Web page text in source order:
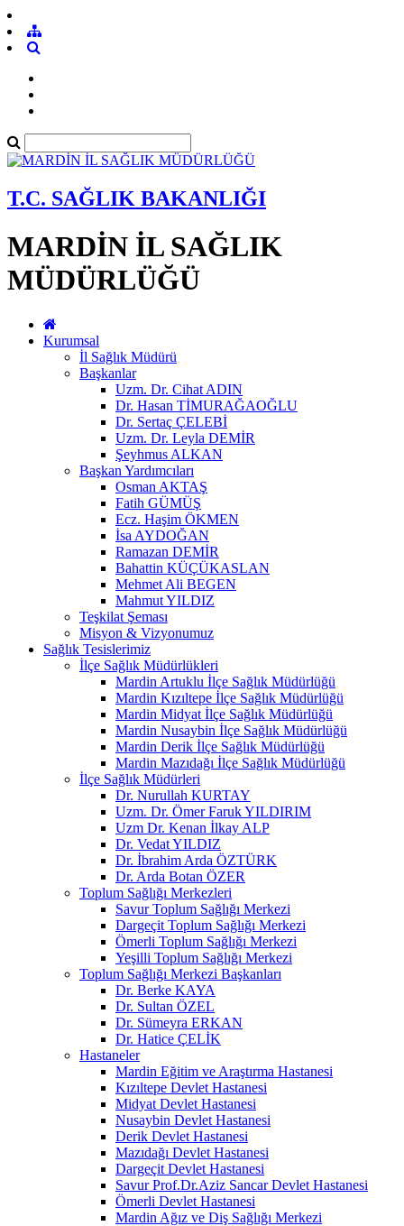
T.C. SAĞLIK BAKANLIĞI
MARDİN İL SAĞLIK
MÜDÜRLÜĞÜ
Kurumsal
İl Sağlık Müdürü
Başkanlar
Uzm. Dr. Cihat ADIN
Dr. Hasan TİMURAĞAOĞLU
Dr. Sertaç ÇELEBİ
Uzm. Dr. Leyla DEMİR
Şeyhmus ALKAN
Başkan Yardımcıları
Osman AKTAŞ
Fatih GÜMÜŞ
Ecz. Haşim ÖKMEN
İsa AYDOĞAN
Ramazan DEMİR
Bahattin KÜÇÜKASLAN
Mehmet Ali BEGEN
Mahmut YILDIZ
Teşkilat Şeması
Misyon & Vizyonumuz
Sağlık Tesislerimiz
İlçe Sağlık Müdürlükleri
Mardin Artuklu İlçe Sağlık Müdürlüğü
Mardin Kızıltepe İlçe Sağlık Müdürlüğü
Mardin Midyat İlçe Sağlık Müdürlüğü
Mardin Nusaybin İlçe Sağlık Müdürlüğü
Mardin Derik İlçe Sağlık Müdürlüğü
Mardin Mazıdağı İlçe Sağlık Müdürlüğü
İlçe Sağlık Müdürleri
Dr. Nurullah KURTAY
Uzm. Dr. Ömer Faruk YILDIRIM
Uzm Dr. Kenan İlkay ALP
Dr. Vedat YILDIZ
Dr. İbrahim Arda ÖZTÜRK
Dr. Arda Botan ÖZER
Toplum Sağlığı Merkezleri
Savur Toplum Sağlığı Merkezi
Dargeçit Toplum Sağlığı Merkezi
Ömerli Toplum Sağlığı Merkezi
Yeşilli Toplum Sağlığı Merkezi
Toplum Sağlığı Merkezi Başkanları
Dr. Berke KAYA
Dr. Sultan ÖZEL
Dr. Sümeyra ERKAN
Dr. Hatice ÇELİK
Hastaneler
Mardin Eğitim ve Araştırma Hastanesi
Kızıltepe Devlet Hastanesi
Midyat Devlet Hastanesi
Nusaybin Devlet Hastanesi
Derik Devlet Hastanesi
Mazıdağı Devlet Hastanesi
Dargeçit Devlet Hastanesi
Savur Prof.Dr.Aziz Sancar Devlet Hastanesi
Ömerli Devlet Hastanesi
Mardin Ağız ve Diş Sağlığı Merkezi